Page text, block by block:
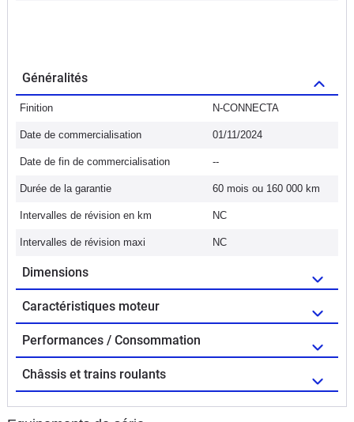
Généralités
Finition N-CONNECTA
Date de commercialisation 01/11/2024
Date de fin de commercialisation --
Durée de la garantie 60 mois ou 160 000 km
Intervalles de révision en km NC
Intervalles de révision maxi NC
Dimensions
Caractéristiques moteur
Performances / Consommation
Châssis et trains roulants